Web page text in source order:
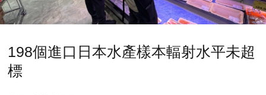
198個進口日本水產樣本輻射水平未超
標